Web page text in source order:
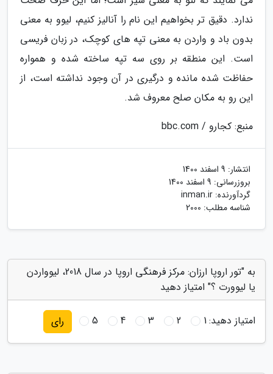
ندارد. دقیق تر بخواهیم این نام را آنالیز کنیم، لیوو به معنی
بدون باد و واردن به معنی تپه های کوچک، در زبان فریسی
است. این منطقه بر روی سه تپه ساخته شده و همواره
حفاظت شده مانده و درگیری در آن وجود نداشته است، از
این رو به مکان صلح معروف شد.
منبع: کجارو / bbc.com
انتشار: 9 اسفند 1400
بروزرسانی: 9 اسفند 1400
گردآورنده: inman.ir
شناسه مطلب: 2000
به "تور اروپا ارزان: مرکز فرهنگی اروپا در سال 2018، لیوواردن
یا لیوورت ؟" امتیاز دهید
امتیاز دهید:1
2
3
4
5 رای